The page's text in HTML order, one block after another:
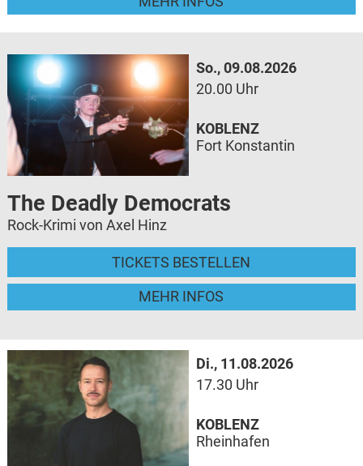
So., 09.08.2026
20.00 Uhr
The Deadly Democrats
Rock-Krimi von Axel Hinz
TICKETS BESTELLEN
MEHR INFOS
KOBLENZ
Fort Konstantin
Di., 11.08.2026
17.30 Uhr
KOBLENZ
Rheinhafen